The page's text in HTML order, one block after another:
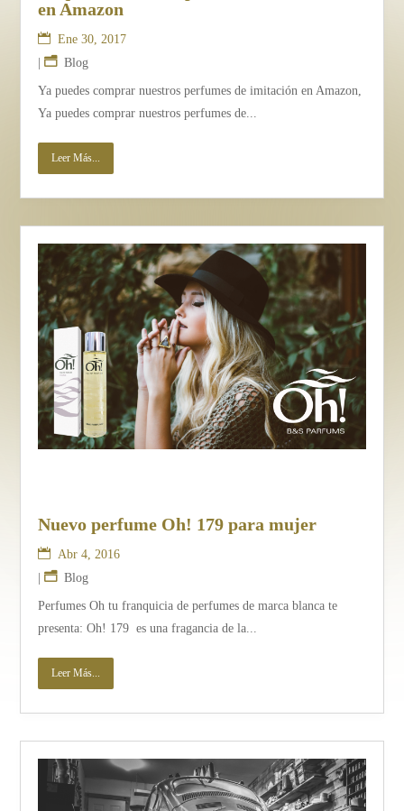
en Amazon
Ene 30, 2017
|
Blog
Ya puedes comprar nuestros perfumes de imitación en Amazon,
Ya puedes comprar nuestros perfumes de...
Leer Más...
Nuevo perfume Oh! 179 para mujer
Abr 4, 2016
|
Blog
Perfumes Oh tu franquicia de perfumes de marca blanca te
presenta: Oh! 179 es una fragancia de la...
Leer Más...